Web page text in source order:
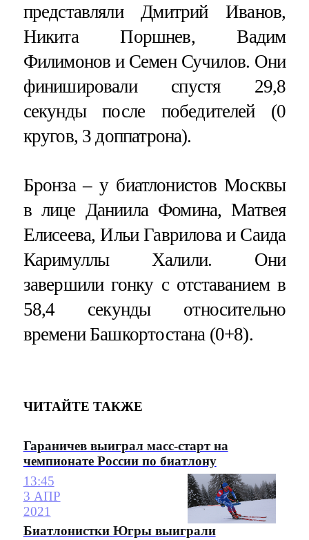
представляли Дмитрий Иванов,
Никита Поршнев, Вадим
Филимонов и Семен Сучилов. Они
финишировали спустя 29,8
секунды после победителей (0
кругов, 3 доппатрона).
Бронза – у биатлонистов Москвы
в лице Даниила Фомина, Матвея
Елисеева, Ильи Гаврилова и Саида
Каримуллы Халили. Они
завершили гонку с отставанием в
58,4 секунды относительно
времени Башкортостана (0+8).
ЧИТАЙТЕ ТАКЖЕ
Гараничев выиграл масс-старт на
чемпионате России по биатлону
13:45
3 АПР
2021
Биатлонистки Югры выиграли